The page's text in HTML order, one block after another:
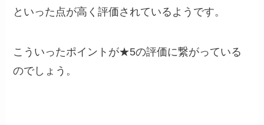
といった点が高く評価されているようです。
こういったポイントが★5の評価に繋がっている
のでしょう。